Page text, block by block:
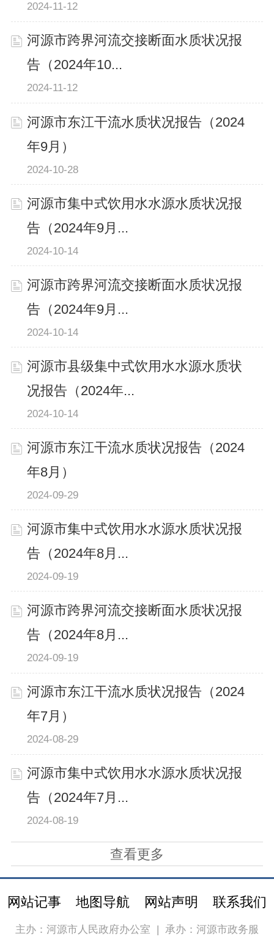
2024-11-12
河源市跨界河流交接断面水质状况报
告（2024年10...
2024-11-12
河源市东江干流水质状况报告（2024
年9月）
2024-10-28
河源市集中式饮用水水源水质状况报
告（2024年9月...
2024-10-14
河源市跨界河流交接断面水质状况报
告（2024年9月...
2024-10-14
河源市县级集中式饮用水水源水质状
况报告（2024年...
2024-10-14
河源市东江干流水质状况报告（2024
年8月）
2024-09-29
河源市集中式饮用水水源水质状况报
告（2024年8月...
2024-09-19
河源市跨界河流交接断面水质状况报
告（2024年8月...
2024-09-19
河源市东江干流水质状况报告（2024
年7月）
2024-08-29
河源市集中式饮用水水源水质状况报
告（2024年7月...
2024-08-19
查看更多
网站记事 地图导航 网站声明 联系我们
主办：河源市人民政府办公室 承办：河源市政务服